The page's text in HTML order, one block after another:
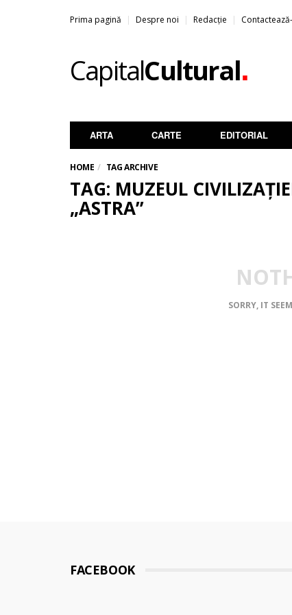
Prima pagină Despre noi Redacție
CapitalCultural.
ARTA CARTE EDITORIAL
HOME TAG ARCHIVE
TAG: MUZEUL
„ASTRA”
SORRY, IT
FACEBOOK